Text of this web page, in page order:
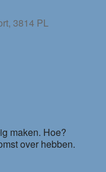
3814 PL
maken. Hoe?
over hebben.